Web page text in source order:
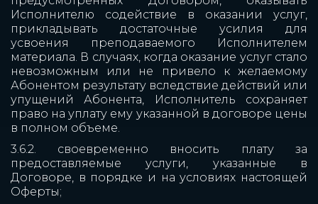
Исполнителю содействие в оказании услуг,
прикладывать достаточные усилия для
усвоения преподаваемого Исполнителем
материала. В случаях, когда оказание услуг стало
невозможным или не привело к желаемому
Абонентом результату вследствие действий или
упущений Абонента, Исполнитель сохраняет
право на уплату ему указанной в договоре цены
в полном объеме.
3.6.2. своевременно вносить плату за
предоставляемые услуги, указанные в
Договоре, в порядке и на условиях настоящей
Оферты;